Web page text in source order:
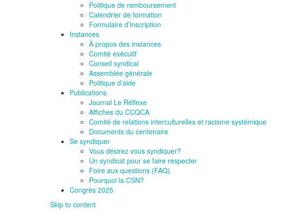
Politique de remboursement
Calendrier de formation
Formulaire d’inscription
Instances
À propos des instances
Comité exécutif
Conseil syndical
Assemblée générale
Politique d’aide
Publications
Journal Le Réflexe
Affiches du CCQCA
Comité de relations interculturelles et racisme systémique
Documents du centenaire
Se syndiquer
Vous désirez vous syndiquer?
Un syndicat pour se faire respecter
Foire aux questions (FAQ)
Pourquoi la CSN?
Congrès 2025
Skip to content